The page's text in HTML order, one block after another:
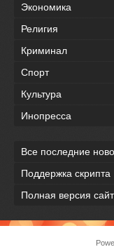
Экономика
Религия
Криминал
Спорт
Культура
Инопресса
Все последние
Поддержка скрипта
Полная версия